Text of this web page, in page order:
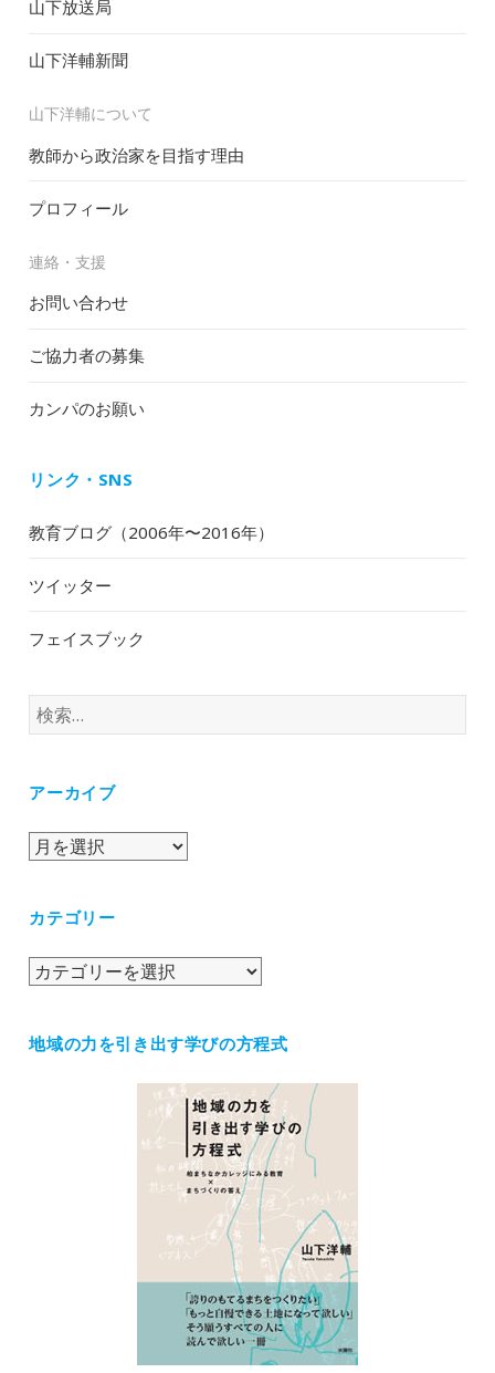
山下放送局
山下洋輔新聞
山下洋輔について
教師から政治家を目指す理由
プロフィール
連絡・支援
お問い合わせ
ご協力者の募集
カンパのお願い
リンク・SNS
教育ブログ（2006年〜2016年）
ツイッター
フェイスブック
検
索:
アーカイブ
ア
イ
カテゴリー
カ
リ
地域の力を引き出す学びの方程式